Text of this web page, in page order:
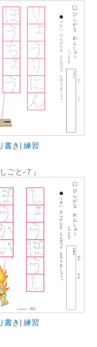
書き | 練習
ごと-７』
書き | 練習